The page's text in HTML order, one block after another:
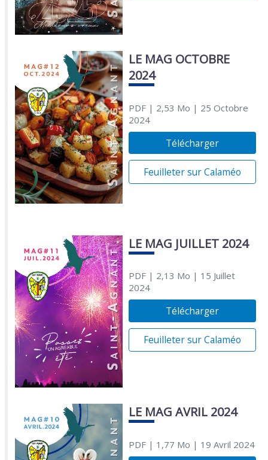
LE MAG OCTOBRE
2024
PDF| 2,53 Mo | 25 Octobre
2024
Télécharger
Feuilleter sur Calaméo
LE MAG JUILLET 2024
PDF| 2,13 Mo | 15 Juillet
2024
Télécharger
Feuilleter sur Calaméo
LE MAG AVRIL 2024
PDF| 1,77 Mo | 19 Avril 2024